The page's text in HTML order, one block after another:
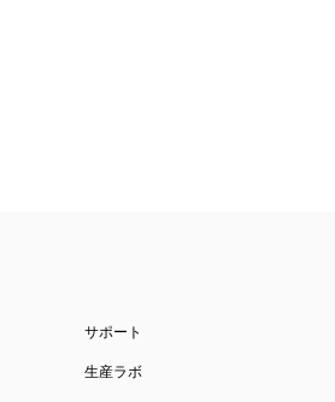
サポート
生産ラボ